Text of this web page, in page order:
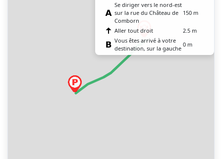
Se diriger vers le nord-est
sur la rue du Château de
Comborn
150 m
Aller tout droit
2.5 m
Vous êtes arrivé à votre
destination, sur la gauche
0 m